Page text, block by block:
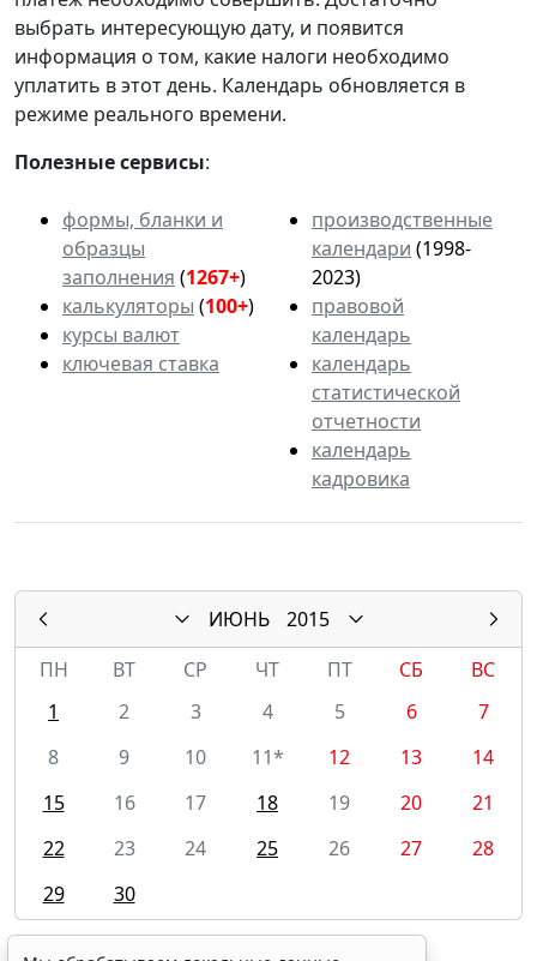
выбрать интересующую дату, и появится
информация о том, какие налоги необходимо
уплатить в этот день. Календарь обновляется в
режиме реального времени.
Полезные сервисы:
формы, бланки и
образцы
заполнения (1267+)
калькуляторы (100+)
курсы валют
ключевая ставка
производственные
календари (1998-
2023)
правовой
календарь
календарь
статистической
отчетности
календарь
кадровика
ИЮНЬ
2015
ПН
ВТ СР ЧТ ПТ СБ
ВС
1
2 3 4 5 6
7
8
9 10 11* 12 13
14
15
16 17 18 19 20
21
22
23 24 25 26 27
28
29
30